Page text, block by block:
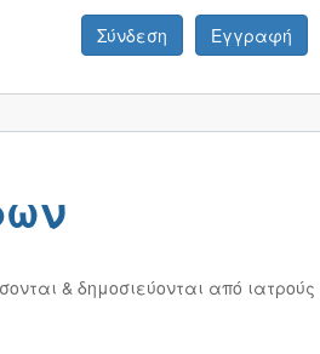
Σύνδεση Εγγραφή
& δημοσιεύονται από